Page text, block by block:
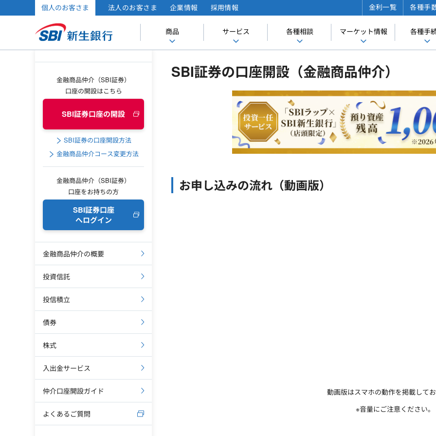
商品 サービス 各種相談 マーケット情報 各種手
個人のお客さま 法人のお客さま 企業情報 採用情報 金利一覧 各種手
SBI証券の口座開設（金融商品仲介）
お申し込みの流れ（動画版）
動画版はスマホの動作を掲載して
※音量にご注意ください。
金融商品仲介（SBI証券）
口座の開設はこちら
SBI証券口座の開設
SBI証券の口座開設方法
金融商品仲介コース変更方法
金融商品仲介（SBI証券）
口座をお持ちの方
SBI証券口座
へログイン
金融商品仲介の概要
投資信託
投信積立
債券
株式
入出金サービス
仲介口座開設ガイド
よくあるご質問